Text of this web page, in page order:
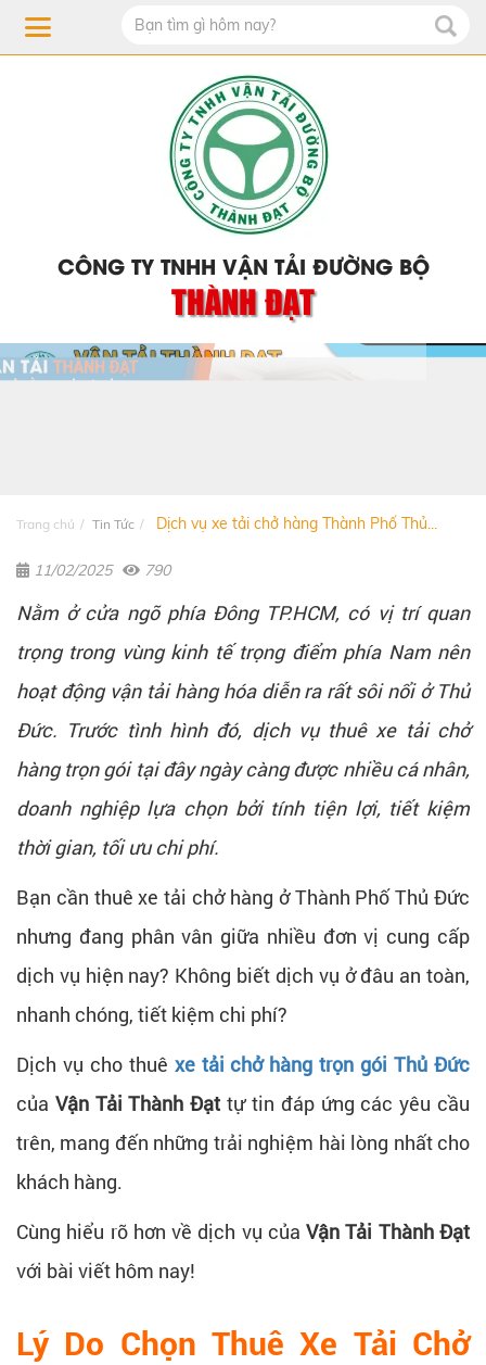
CÔNG TY TNHH VẬN TẢI ĐƯỜNG BỘ
THÀNH ĐẠT
Trang chủ Tin Tức Dịch vụ xe tải chở hàng Thành Phố Thủ...
11/02/2025 790
Nằm ở cửa ngõ phía Đông TP.HCM, có vị trí quan
trọng trong vùng kinh tế trọng điểm phía Nam nên
hoạt động vận tải hàng hóa diễn ra rất sôi nổi ở Thủ
Đức. Trước tình hình đó, dịch vụ thuê xe tải chở
hàng trọn gói tại đây ngày càng được nhiều cá nhân,
doanh nghiệp lựa chọn bởi tính tiện lợi, tiết kiệm
thời gian, tối ưu chi phí.
Bạn cần thuê xe tải chở hàng ở Thành Phố Thủ Đức
nhưng đang phân vân giữa nhiều đơn vị cung cấp
dịch vụ hiện nay? Không biết dịch vụ ở đâu an toàn,
nhanh chóng, tiết kiệm chi phí?
Dịch vụ cho thuê xe tải chở hàng trọn gói Thủ Đức
của Vận Tải Thành Đạt tự tin đáp ứng các yêu cầu
trên, mang đến những trải nghiệm hài lòng nhất cho
khách hàng.
Cùng hiểu rõ hơn về dịch vụ củaVận Tải Thành Đạt
với bài viết hôm nay!
Lý Do Chọn Thuê Xe Tải Chở